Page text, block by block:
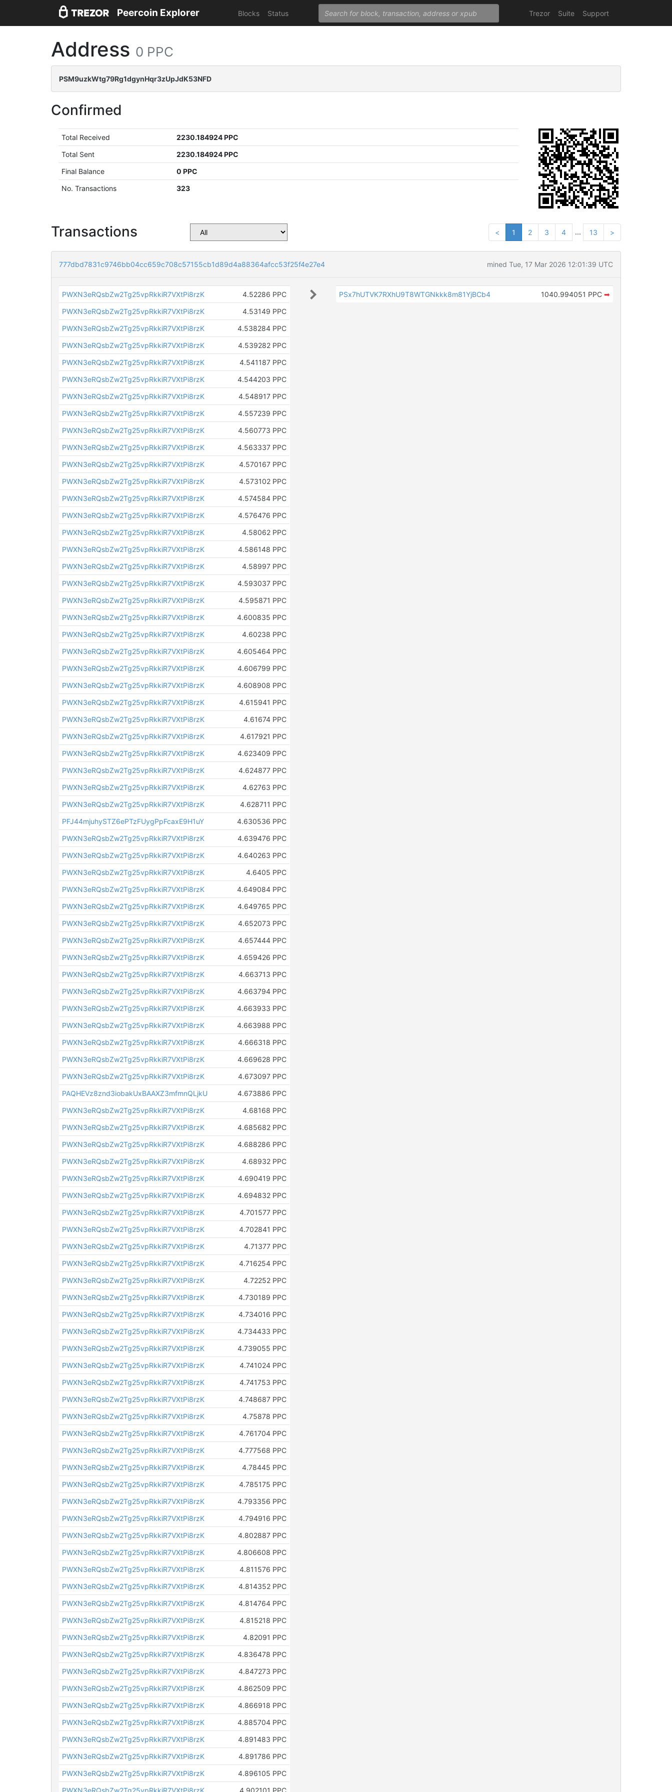
Peercoin Explorer Blocks Status Trezor Suite Support
Address 0 PPC
PSM9uzkWtg79Rg1dgynHqr3zUpJdK53NFD
Confirmed
Total Received
2230.184924 PPC
Total Sent
2230.184924 PPC
Final Balance
0 PPC
No. Transactions
323
Transactions < 1 2 3 4 ... 13 >
777dbd7831c9746bb04cc659c708c57155cb1d89d4a88364afcc53f25f4e27e4 mined Tue, 17 Mar 2026 12:01:39 UTC
PWXN3eRQsbZw2Tg25vpRkkiR7VXtPi8rzK
4.52286 PPC
PWXN3eRQsbZw2Tg25vpRkkiR7VXtPi8rzK
4.53149 PPC
PWXN3eRQsbZw2Tg25vpRkkiR7VXtPi8rzK
4.538284 PPC
PWXN3eRQsbZw2Tg25vpRkkiR7VXtPi8rzK
4.539282 PPC
PWXN3eRQsbZw2Tg25vpRkkiR7VXtPi8rzK
4.541187 PPC
PWXN3eRQsbZw2Tg25vpRkkiR7VXtPi8rzK
4.544203 PPC
PWXN3eRQsbZw2Tg25vpRkkiR7VXtPi8rzK
4.548917 PPC
PWXN3eRQsbZw2Tg25vpRkkiR7VXtPi8rzK
4.557239 PPC
PWXN3eRQsbZw2Tg25vpRkkiR7VXtPi8rzK
4.560773 PPC
PWXN3eRQsbZw2Tg25vpRkkiR7VXtPi8rzK
4.563337 PPC
PWXN3eRQsbZw2Tg25vpRkkiR7VXtPi8rzK
4.570167 PPC
PWXN3eRQsbZw2Tg25vpRkkiR7VXtPi8rzK
4.573102 PPC
PWXN3eRQsbZw2Tg25vpRkkiR7VXtPi8rzK
4.574584 PPC
PWXN3eRQsbZw2Tg25vpRkkiR7VXtPi8rzK
4.576476 PPC
PWXN3eRQsbZw2Tg25vpRkkiR7VXtPi8rzK
4.58062 PPC
PWXN3eRQsbZw2Tg25vpRkkiR7VXtPi8rzK
4.586148 PPC
PWXN3eRQsbZw2Tg25vpRkkiR7VXtPi8rzK
4.58997 PPC
PWXN3eRQsbZw2Tg25vpRkkiR7VXtPi8rzK
4.593037 PPC
PWXN3eRQsbZw2Tg25vpRkkiR7VXtPi8rzK
4.595871 PPC
PWXN3eRQsbZw2Tg25vpRkkiR7VXtPi8rzK
4.600835 PPC
PWXN3eRQsbZw2Tg25vpRkkiR7VXtPi8rzK
4.60238 PPC
PWXN3eRQsbZw2Tg25vpRkkiR7VXtPi8rzK
4.605464 PPC
PWXN3eRQsbZw2Tg25vpRkkiR7VXtPi8rzK
4.606799 PPC
PWXN3eRQsbZw2Tg25vpRkkiR7VXtPi8rzK
4.608908 PPC
PWXN3eRQsbZw2Tg25vpRkkiR7VXtPi8rzK
4.615941 PPC
PWXN3eRQsbZw2Tg25vpRkkiR7VXtPi8rzK
4.61674 PPC
PWXN3eRQsbZw2Tg25vpRkkiR7VXtPi8rzK
4.617921 PPC
PWXN3eRQsbZw2Tg25vpRkkiR7VXtPi8rzK
4.623409 PPC
PWXN3eRQsbZw2Tg25vpRkkiR7VXtPi8rzK
4.624877 PPC
PWXN3eRQsbZw2Tg25vpRkkiR7VXtPi8rzK
4.62763 PPC
PWXN3eRQsbZw2Tg25vpRkkiR7VXtPi8rzK
4.628711 PPC
PFJ44mjuhySTZ6ePTzFUygPpFcaxE9H1uY
4.630536 PPC
PWXN3eRQsbZw2Tg25vpRkkiR7VXtPi8rzK
4.639476 PPC
PWXN3eRQsbZw2Tg25vpRkkiR7VXtPi8rzK
4.640263 PPC
PWXN3eRQsbZw2Tg25vpRkkiR7VXtPi8rzK
4.6405 PPC
PWXN3eRQsbZw2Tg25vpRkkiR7VXtPi8rzK
4.649084 PPC
PWXN3eRQsbZw2Tg25vpRkkiR7VXtPi8rzK
4.649765 PPC
PWXN3eRQsbZw2Tg25vpRkkiR7VXtPi8rzK
4.652073 PPC
PWXN3eRQsbZw2Tg25vpRkkiR7VXtPi8rzK
4.657444 PPC
PWXN3eRQsbZw2Tg25vpRkkiR7VXtPi8rzK
4.659426 PPC
PWXN3eRQsbZw2Tg25vpRkkiR7VXtPi8rzK
4.663713 PPC
PWXN3eRQsbZw2Tg25vpRkkiR7VXtPi8rzK
4.663794 PPC
PWXN3eRQsbZw2Tg25vpRkkiR7VXtPi8rzK
4.663933 PPC
PWXN3eRQsbZw2Tg25vpRkkiR7VXtPi8rzK
4.663988 PPC
PWXN3eRQsbZw2Tg25vpRkkiR7VXtPi8rzK
4.666318 PPC
PWXN3eRQsbZw2Tg25vpRkkiR7VXtPi8rzK
4.669628 PPC
PWXN3eRQsbZw2Tg25vpRkkiR7VXtPi8rzK
4.673097 PPC
PAQHEVz8znd3iobakUxBAAXZ3mfmnQLjkU
4.673886 PPC
PWXN3eRQsbZw2Tg25vpRkkiR7VXtPi8rzK
4.68168 PPC
PWXN3eRQsbZw2Tg25vpRkkiR7VXtPi8rzK
4.685682 PPC
PWXN3eRQsbZw2Tg25vpRkkiR7VXtPi8rzK
4.688286 PPC
PWXN3eRQsbZw2Tg25vpRkkiR7VXtPi8rzK
4.68932 PPC
PWXN3eRQsbZw2Tg25vpRkkiR7VXtPi8rzK
4.690419 PPC
PWXN3eRQsbZw2Tg25vpRkkiR7VXtPi8rzK
4.694832 PPC
PWXN3eRQsbZw2Tg25vpRkkiR7VXtPi8rzK
4.701577 PPC
PWXN3eRQsbZw2Tg25vpRkkiR7VXtPi8rzK
4.702841 PPC
PWXN3eRQsbZw2Tg25vpRkkiR7VXtPi8rzK
4.71377 PPC
PWXN3eRQsbZw2Tg25vpRkkiR7VXtPi8rzK
4.716254 PPC
PWXN3eRQsbZw2Tg25vpRkkiR7VXtPi8rzK
4.72252 PPC
PWXN3eRQsbZw2Tg25vpRkkiR7VXtPi8rzK
4.730189 PPC
PWXN3eRQsbZw2Tg25vpRkkiR7VXtPi8rzK
4.734016 PPC
PWXN3eRQsbZw2Tg25vpRkkiR7VXtPi8rzK
4.734433 PPC
PWXN3eRQsbZw2Tg25vpRkkiR7VXtPi8rzK
4.739055 PPC
PWXN3eRQsbZw2Tg25vpRkkiR7VXtPi8rzK
4.741024 PPC
PWXN3eRQsbZw2Tg25vpRkkiR7VXtPi8rzK
4.741753 PPC
PWXN3eRQsbZw2Tg25vpRkkiR7VXtPi8rzK
4.748687 PPC
PWXN3eRQsbZw2Tg25vpRkkiR7VXtPi8rzK
4.75878 PPC
PWXN3eRQsbZw2Tg25vpRkkiR7VXtPi8rzK
4.761704 PPC
PWXN3eRQsbZw2Tg25vpRkkiR7VXtPi8rzK
4.777568 PPC
PWXN3eRQsbZw2Tg25vpRkkiR7VXtPi8rzK
4.78445 PPC
PWXN3eRQsbZw2Tg25vpRkkiR7VXtPi8rzK
4.785175 PPC
PWXN3eRQsbZw2Tg25vpRkkiR7VXtPi8rzK
4.793356 PPC
PWXN3eRQsbZw2Tg25vpRkkiR7VXtPi8rzK
4.794916 PPC
PWXN3eRQsbZw2Tg25vpRkkiR7VXtPi8rzK
4.802887 PPC
PWXN3eRQsbZw2Tg25vpRkkiR7VXtPi8rzK
4.806608 PPC
PWXN3eRQsbZw2Tg25vpRkkiR7VXtPi8rzK
4.811576 PPC
PWXN3eRQsbZw2Tg25vpRkkiR7VXtPi8rzK
4.814352 PPC
PWXN3eRQsbZw2Tg25vpRkkiR7VXtPi8rzK
4.814764 PPC
PWXN3eRQsbZw2Tg25vpRkkiR7VXtPi8rzK
4.815218 PPC
PWXN3eRQsbZw2Tg25vpRkkiR7VXtPi8rzK
4.82091 PPC
PWXN3eRQsbZw2Tg25vpRkkiR7VXtPi8rzK
4.836478 PPC
PWXN3eRQsbZw2Tg25vpRkkiR7VXtPi8rzK
4.847273 PPC
PWXN3eRQsbZw2Tg25vpRkkiR7VXtPi8rzK
4.862509 PPC
PWXN3eRQsbZw2Tg25vpRkkiR7VXtPi8rzK
4.866918 PPC
PWXN3eRQsbZw2Tg25vpRkkiR7VXtPi8rzK
4.885704 PPC
PWXN3eRQsbZw2Tg25vpRkkiR7VXtPi8rzK
4.891483 PPC
PWXN3eRQsbZw2Tg25vpRkkiR7VXtPi8rzK
4.891786 PPC
PWXN3eRQsbZw2Tg25vpRkkiR7VXtPi8rzK
4.896105 PPC
PWXN3eRQsbZw2Tg25vpRkkiR7VXtPi8rzK
4.902101 PPC
PSx7hUTVK7RXhU9T8WTGNkkk8m81YjBCb4 1040.994051 PPC ➡